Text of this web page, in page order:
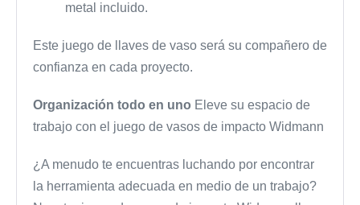
metal incluido.
Este juego de llaves de vaso será su compañero de
confianza en cada proyecto.
Organización todo en uno Eleve su espacio de
trabajo con el juego de vasos de impacto Widmann
¿A menudo te encuentras luchando por encontrar
la herramienta adecuada en medio de un trabajo?